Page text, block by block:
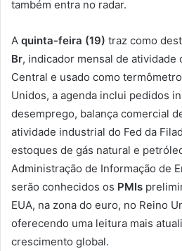
também entra no radar.
A quinta-feira (19) traz como
Br, indicador mensal de atividade
Central e usado como
Unidos, a agenda inclui pedidos
desemprego, balança comercial
atividade industrial do Fed da
estoques de gás natural e
Administração de Informação de
serão conhecidos os PMIs
EUA, na zona do euro, no Reino
oferecendo uma leitura mais
crescimento global.